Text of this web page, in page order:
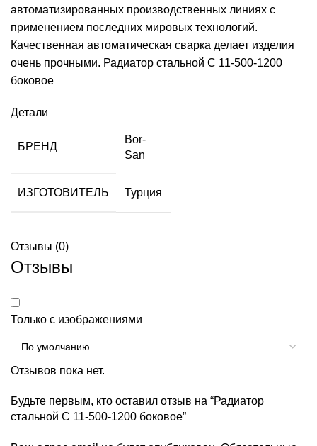
автоматизированных производственных линиях с
применением последних мировых технологий.
Качественная автоматическая сварка делает изделия
очень прочными. Радиатор стальной С 11-500-1200
боковое
Детали
БРЕНД
Bor-
San
ИЗГОТОВИТЕЛЬ Турция
Отзывы (0)
Отзывы
Только с изображениями
Отзывов пока нет.
Будьте первым, кто оставил отзыв на “Радиатор
стальной С 11-500-1200 боковое”